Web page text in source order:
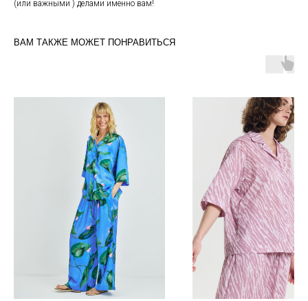
(или важными ) делами именно вам!
ВАМ ТАКЖЕ МОЖЕТ ПОНРАВИТЬСЯ